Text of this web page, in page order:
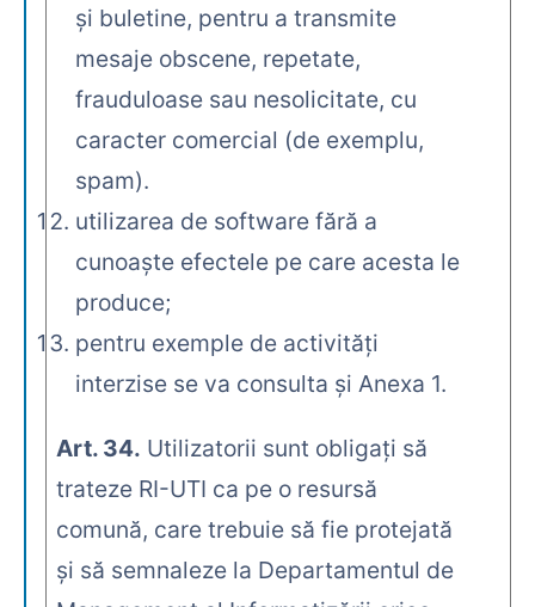
şi buletine, pentru a transmite
mesaje obscene, repetate,
frauduloase sau nesolicitate, cu
caracter comercial (de exemplu,
spam).
utilizarea de software fără a
cunoaşte efectele pe care acesta le
produce;
pentru exemple de activităţi
interzise se va consulta şi Anexa 1.
Art. 34. Utilizatorii sunt obligaţi să
trateze RI-UTI ca pe o resursă
comună, care trebuie să fie protejată
şi să semnaleze la Departamentul de